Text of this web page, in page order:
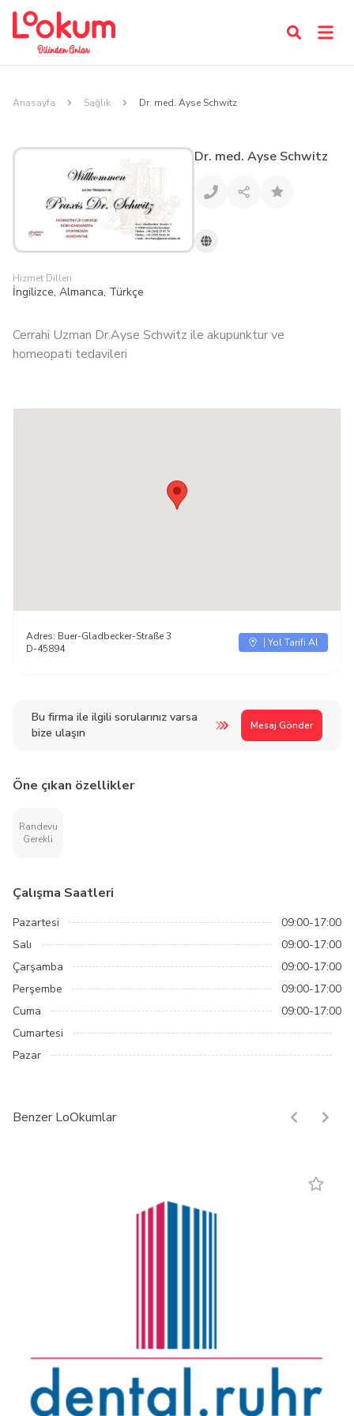
Anasayfa Sağlık Dr. med. Ayse Schwitz
Dr. med. Ayse Schwitz
Hizmet Dilleri
İngilizce, Almanca, Türkçe
Cerrahi Uzman Dr.Ayse Schwitz ile akupunktur ve
homeopati tedavileri
Bu firma ile ilgili sorularınız varsa
bize ulaşın
Mesaj Gönder
Adres: Buer-Gladbecker-Straße 3
D-45894
Yol Tarifi Al
Öne çıkan özellikler
Randevu
Gerekli
Çalışma Saatleri
Pazartesi
09:00-17:00
Salı
09:00-17:00
Çarşamba
09:00-17:00
Perşembe
09:00-17:00
Cuma
09:00-17:00
Cumartesi
Pazar
Benzer LoOkumlar